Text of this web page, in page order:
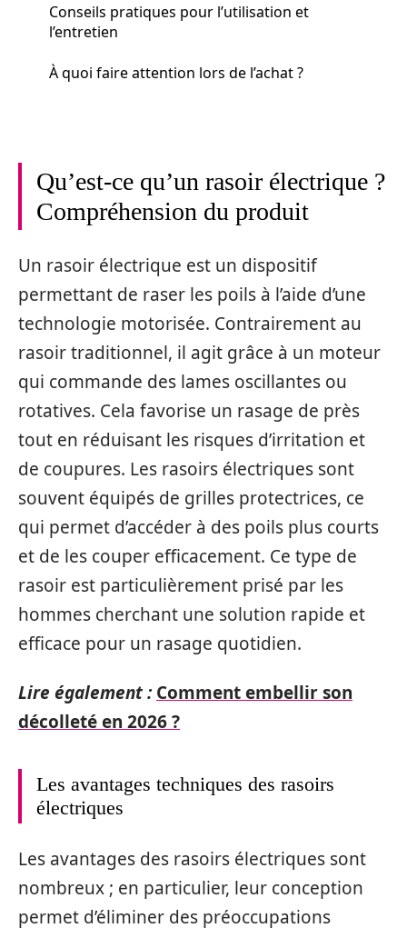
Conseils pratiques pour l’utilisation et
l’entretien
À quoi faire attention lors de l’achat ?
Qu’est-ce qu’un rasoir électrique ?
Compréhension du produit
Un rasoir électrique est un dispositif
permettant de raser les poils à l’aide d’une
technologie motorisée. Contrairement au
rasoir traditionnel, il agit grâce à un moteur
qui commande des lames oscillantes ou
rotatives. Cela favorise un rasage de près
tout en réduisant les risques d’irritation et
de coupures. Les rasoirs électriques sont
souvent équipés de grilles protectrices, ce
qui permet d’accéder à des poils plus courts
et de les couper efficacement. Ce type de
rasoir est particulièrement prisé par les
hommes cherchant une solution rapide et
efficace pour un rasage quotidien.
Lire également : Comment embellir son
décolleté en 2026 ?
Les avantages techniques des rasoirs
électriques
Les avantages des rasoirs électriques sont
nombreux ; en particulier, leur conception
permet d’éliminer des préoccupations